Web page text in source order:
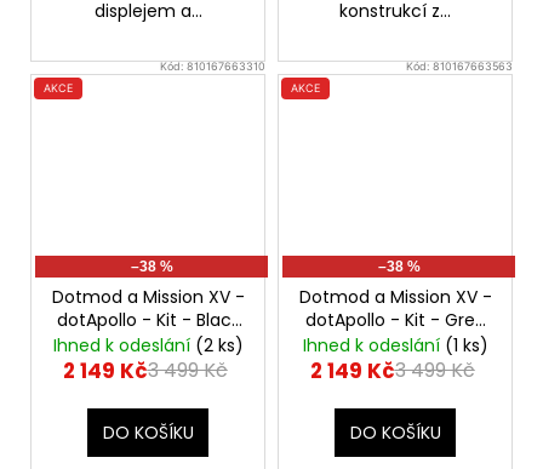
displejem a...
konstrukcí z...
Kód:810167663310
AKCE
–38 %
Dotmod a Mission XV -
dotApollo - Kit - Black
80W
Ihned k odeslání (2 ks)
2 149 Kč3 499 Kč
DO KOŠÍKU
Kód:810167663563
AKCE
–38 %
Dotmod a Mission XV -
dotApollo - Kit - Grey
80W
Ihned k odeslání (1 ks)
2 149 Kč3 499 Kč
DO KOŠÍKU